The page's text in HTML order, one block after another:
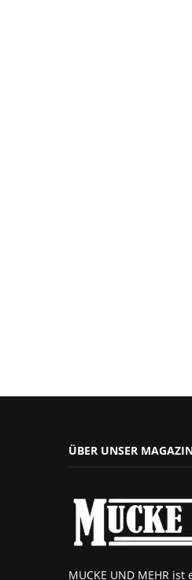
ÜBER UNSER
MUCKE UND MEHR